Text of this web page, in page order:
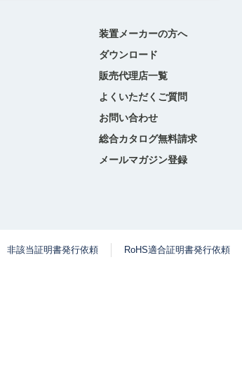
装置メーカーの方へ
ダウンロード
販売代理店一覧
よくいただくご質問
お問い合わせ
総合カタログ無料請求
メールマガジン登録
非該当証明書発行依頼 RoHS適合証明書発行依頼